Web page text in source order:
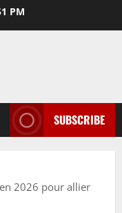
PM
SUBSCRIBE
2026 pour allier